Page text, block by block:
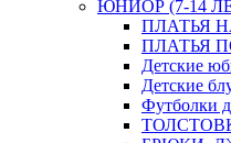
ЮНИОР (7-14
ПЛАТЬЯ
ПЛАТЬЯ
Детские
Детские
Футболки